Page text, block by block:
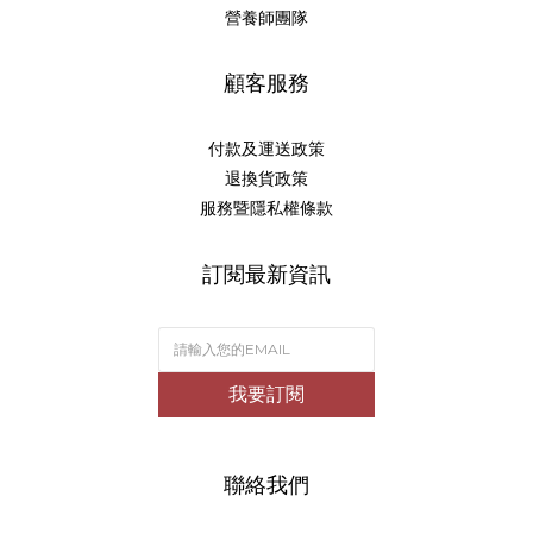
營養師團隊
顧客服務
付款及運送政策
退換貨政策
服務暨隱私權條款
訂閱最新資訊
我要訂閱
聯絡我們